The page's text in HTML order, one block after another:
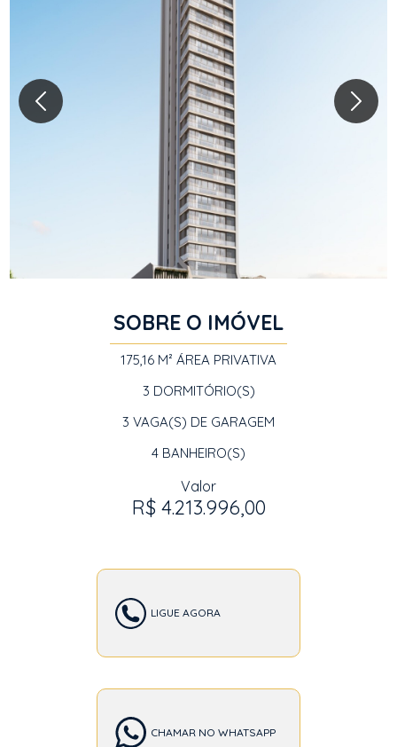
SOBRE O IMÓVEL
175,16 M² ÁREA PRIVATIVA
3 DORMITÓRIO(S)
3 VAGA(S) DE GARAGEM
4 BANHEIRO(S)
Valor
R$ 4.213.996,00
LIGUE AGORA
CHAMAR NO WHATSAPP